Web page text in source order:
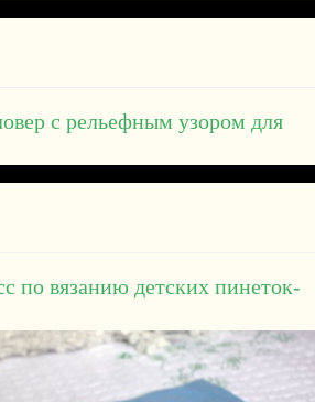
с рельефным узором для
по вязанию детских пинеток-